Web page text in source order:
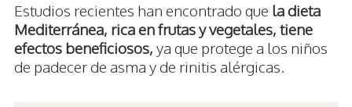
Estudios recientes han encontrado que la dieta
Mediterránea, rica en frutas y vegetales, tiene
efectos beneficiosos, ya que protege a los niños
de padecer de asma y de rinitis alérgicas.